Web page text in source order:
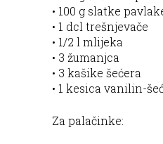
• 100 g slatke
• 1 dcl trešnjevače
• 1/2 l mlijeka
• 3 žumanjca
• 3 kašike šećera
• 1 kesica vanilin-
Za palačinke: